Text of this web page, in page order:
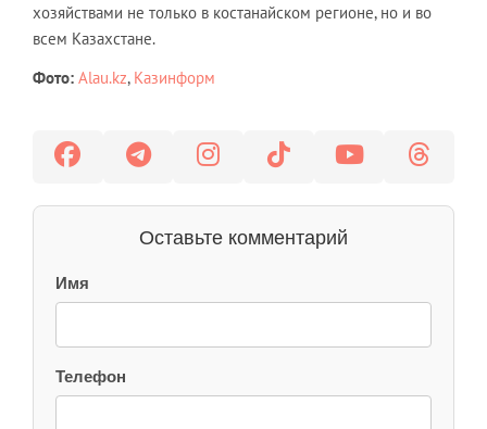
хозяйствами не только в костанайском регионе, но и во
всем Казахстане.
Фото: Alau.kz, Казинформ
Оставьте комментарий
Имя
Телефон